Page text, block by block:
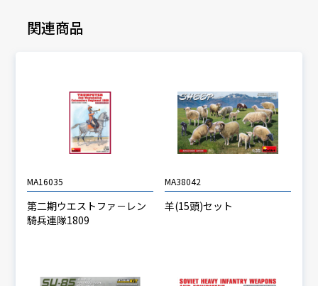
関連商品
MA16035
第二期ウエストファ－レン
騎兵連隊1809
MA38042
羊(15頭)セット